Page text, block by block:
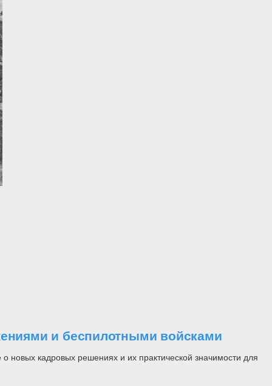
и беспилотными войсками
новых кадровых решениях и их практической значимости для